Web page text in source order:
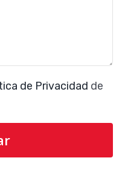
de Privacidad de